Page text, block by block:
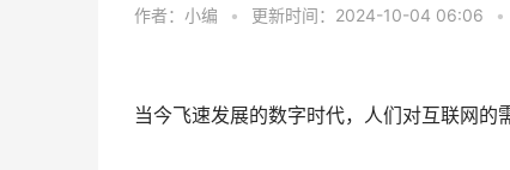
作者：小编 • 更新时间：2024-10-04 06:06 •
当今飞速发展的数字时代，人们对​​互联网的